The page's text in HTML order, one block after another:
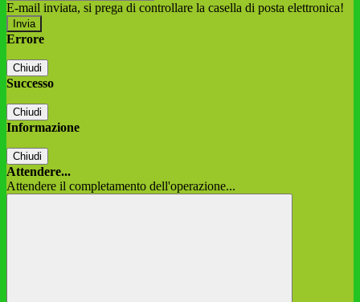
E-mail inviata, si prega di controllare la casella di posta elettronica!
Errore
Chiudi
Successo
Chiudi
Informazione
Chiudi
Attendere...
Attendere il completamento dell'operazione...